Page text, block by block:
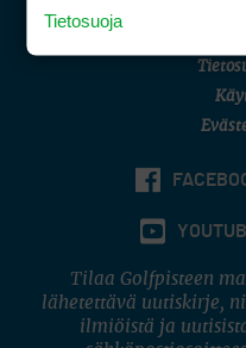
(digi)
Tilaa Golfpisteen
lähetettävä uutiskirje,
ilmiöistä ja
Tietosuoja